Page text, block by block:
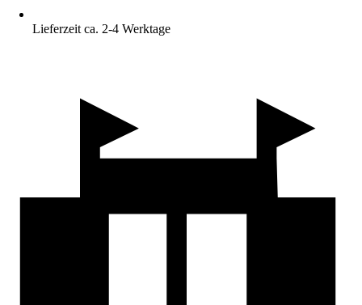
Lieferzeit ca. 2-4 Werktage